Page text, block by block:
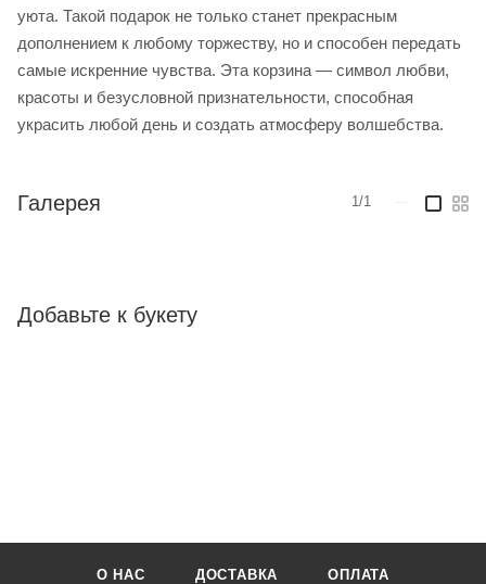
уюта. Такой подарок не только станет прекрасным
дополнением к любому торжеству, но и способен передать
самые искренние чувства. Эта корзина — символ любви,
красоты и безусловной признательности, способная
украсить любой день и создать атмосферу волшебства.
Галерея 1/1
Добавьте к букету
О НАС ДОСТАВКА ОПЛАТА